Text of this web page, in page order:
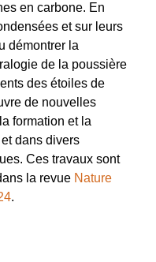
en carbone. En
et sur leurs
démontrer la
de la poussière
des étoiles de
de nouvelles
formation et la
dans divers
Ces travaux sont
la revue Nature
.